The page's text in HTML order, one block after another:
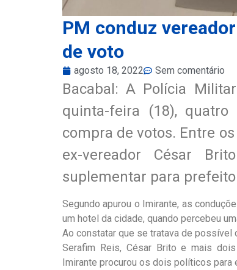
PM conduz
de voto
agosto 18, 2022 Sem comentário
Bacabal: A Polícia
quinta-feira (18),
compra de votos. Entre
ex-vereador César
suplementar para
Segundo apurou o Imirante, as
um hotel da cidade, quando percebeu
Ao constatar que se tratava de possível
Serafim Reis, César Brito e mais
Imirante procurou os dois políticos para